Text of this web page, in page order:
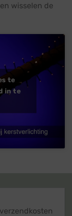
wisselen de
te
in te